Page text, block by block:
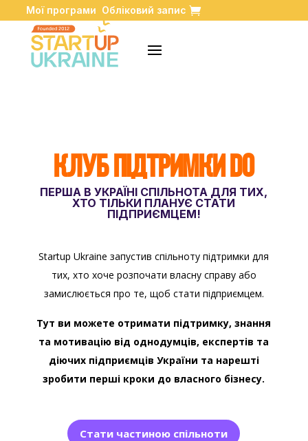
Мої програми Обліковий запис
КЛУБ ПІДТРИМКИ DO
ПЕРША В УКРАЇНІ СПІЛЬНОТА ДЛЯ ТИХ,
ХТО ТІЛЬКИ ПЛАНУЄ СТАТИ
ПІДПРИЄМЦЕМ!
Startup Ukraine запустив спільноту підтримки для
тих, хто хоче розпочати власну справу або
замислюється про те, щоб стати підприємцем.
Тут ви можете отримати підтримку, знання
та мотивацію від однодумців, експертів та
діючих підприємців України та нарешті
зробити перші кроки до власного бізнесу.
Стати частиною спільноти